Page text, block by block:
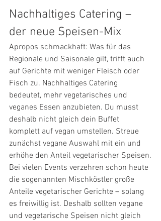
Nachhaltiges Catering –
der neue Speisen-Mix
Apropos schmackhaft: Was für das
Regionale und Saisonale gilt, trifft auch
auf Gerichte mit weniger Fleisch oder
Fisch zu. Nachhaltiges Catering
bedeutet, mehr vegetarisches und
veganes Essen anzubieten. Du musst
deshalb nicht gleich dein Buffet
komplett auf vegan umstellen. Streue
zunächst vegane Auswahl mit ein und
erhöhe den Anteil vegetarischer Speisen.
Bei vielen Events verzehren schon heute
die sogenannten Mischköstler große
Anteile vegetarischer Gerichte – solang
es freiwillig ist. Deshalb sollten vegane
und vegetarische Speisen nicht gleich